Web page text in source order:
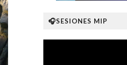
🎧SESIONES MIP